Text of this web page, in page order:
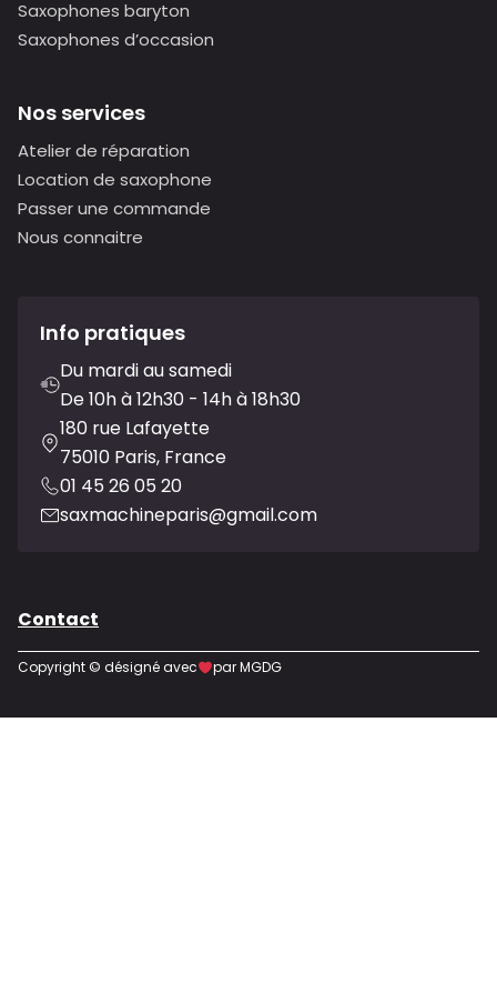
Saxophones baryton
Saxophones d’occasion
Nos services
Atelier de réparation
Location de saxophone
Passer une commande
Nous connaitre
Info pratiques
Du mardi au samedi
De 10h à 12h30 - 14h à 18h30
180 rue Lafayette
75010 Paris, France
01 45 26 05 20
saxmachineparis@gmail.com
Contact
Copyright © désigné avec par MGDG